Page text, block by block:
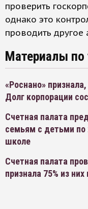
проверить
однако это
проводить другое
Материалы по
«Роснано»
Долг корпорации
Счетная палата
семьям с детьми по
школе
Счетная палата
признала 75% из